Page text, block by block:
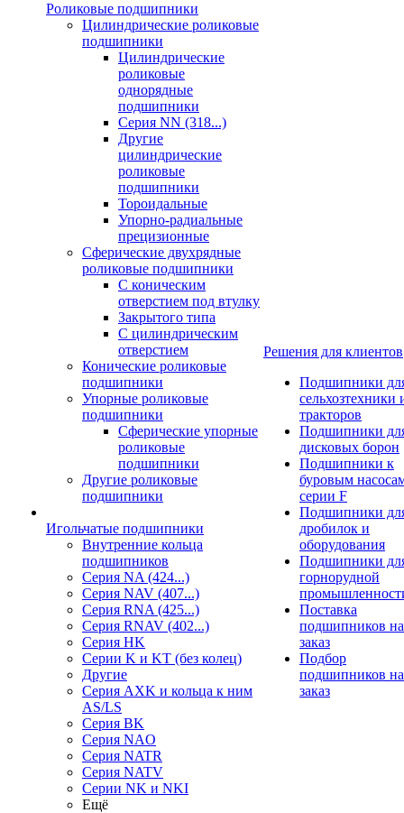
Роликовые подшипники
Цилиндрические роликовые
подшипники
Цилиндрические
роликовые
однорядные
подшипники
Серия NN (318...)
Другие
цилиндрические
роликовые
подшипники
Тороидальные
Упорно-радиальные
прецизионные
Сферические двухрядные
роликовые подшипники
С коническим
отверстием под втулку
Закрытого типа
С цилиндрическим
отверстием
Конические роликовые
подшипники
Упорные роликовые
подшипники
Сферические упорные
роликовые
подшипники
Другие роликовые
подшипники
Игольчатые подшипники
Внутренние кольца
подшипников
Серия NA (424...)
Серия NAV (407...)
Серия RNA (425...)
Серия RNAV (402...)
Серия HK
Серии K и KT (без колец)
Другие
Серия AXK и кольца к ним
AS/LS
Серия BK
Серия NAO
Серия NATR
Серия NATV
Серии NK и NKI
Ещё
Решения для клиентов
Подшипники
сельхозтехники
тракторов
Подшипники
дисковых борон
Подшипники к
буровым
серии F
Подшипники
дробилок и
оборудования
Подшипники
горнорудной
Поставка
подшипников на
заказ
Подбор
подшипников на
заказ